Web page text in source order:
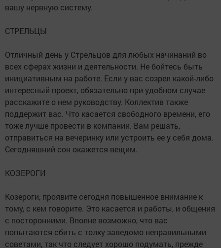
вашу нервную систему.
СТРЕЛЬЦЫ
Отличный день у Стрельцов для любых начинаний во
всех сферах жизни и деятельности. Не бойтесь быть
инициативным на работе. Если у вас созрел какой-либо
интересный проект, обязательно при удобном случае
расскажите о нем руководству. Коллектив также
поддержит вас. Что касается свободного времени, его
тоже лучше провести в компании. Вам решать,
отправиться на вечеринку или устроить ее у себя дома.
Сегодняшний сон окажется вещим.
КОЗЕРОГИ
Козероги, проявите сегодня повышенное внимание к
тому, с кем говорите. Это касается и работы, и общения
с посторонними. Вполне возможно, что вас
попытаются сбить с толку заведомо неправильными
советами, так что следует хорошо подумать, прежде